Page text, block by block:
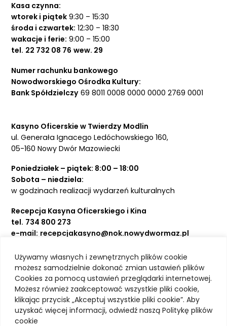
Używamy własnych i zewnętrznych plików cookie
możesz samodzielnie dokonać zmian ustawień plików
Cookies za pomocą ustawień przeglądarki internetowej.
Możesz również zaakceptować wszystkie pliki cookie,
klikając przycisk „Akceptuj wszystkie pliki cookie”. Aby
uzyskać więcej informacji, odwiedź naszą Politykę plików
cookie
Kasa czynna:
wtorek i piątek9:30 – 15:30
środa i czwartek: 12:30 – 18:30
wakacje i ferie: 9:00 – 15:00
tel. 22 732 08 76 wew. 29
Numer rachunku bankowego
Nowodworskiego Ośrodka Kultury:
Bank Spółdzielczy69 8011 0008 0000 0000 2769 0001
Kasyno Oficerskie w Twierdzy Modlin
ul. Generała Ignacego Ledóchowskiego 160,
05-160 Nowy Dwór Mazowiecki
Poniedziałek – piątek: 8:00 – 18:00
Sobota – niedziela:
w godzinach realizacji wydarzeń kulturalnych
Recepcja Kasyna Oficerskiego i Kina
tel. 734 800 273
e-mail: recepcjakasyno@nok.nowydwormaz.pl
Aktualności
Kasyno Oficerskie
Kino
Bilety
Zajęcia stałe